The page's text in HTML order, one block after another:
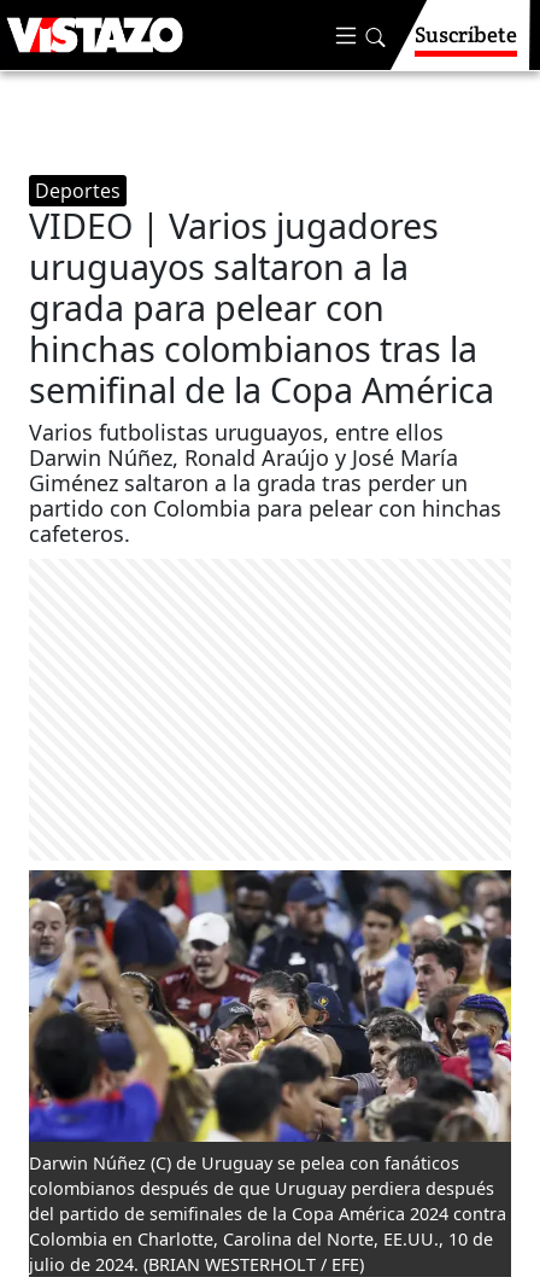
Suscríbete
Deportes
VIDEO | Varios jugadores
uruguayos saltaron a la
grada para pelear con
hinchas colombianos tras la
semifinal de la Copa América
Varios futbolistas uruguayos, entre ellos
Darwin Núñez, Ronald Araújo y José María
Giménez saltaron a la grada tras perder un
partido con Colombia para pelear con hinchas
cafeteros.
Darwin Núñez (C) de Uruguay se pelea con fanáticos
colombianos después de que Uruguay perdiera después
del partido de semifinales de la Copa América 2024 contra
Colombia en Charlotte, Carolina del Norte, EE.UU., 10 de
julio de 2024. (BRIAN WESTERHOLT / EFE)